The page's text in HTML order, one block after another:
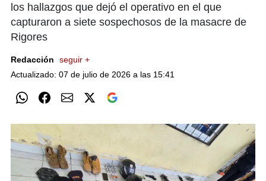
los hallazgos que dejó el operativo en el que
capturaron a siete sospechosos de la masacre de
Rigores
Redacción
seguir +
Actualizado: 07 de julio de 2026 a las 15:41